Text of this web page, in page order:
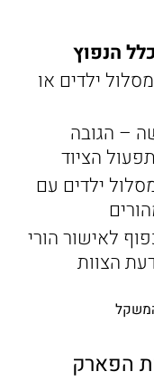
הנפוץ
ילדים או
– הגובה
הציוד
ילדים עם
לאישור הורי
הצוות
הפארק